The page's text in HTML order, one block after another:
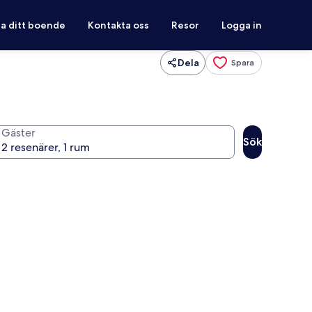
ditt boende Kontakta oss Resor Logga in
Dela Spara
Gäster
Sök